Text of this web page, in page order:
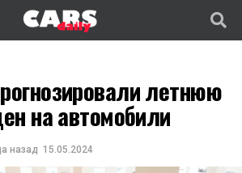
летнюю
на автомобили
назад 15.05.2024